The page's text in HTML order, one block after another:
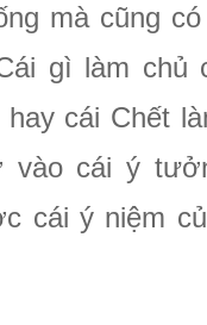
mà cũng
gì làm chủ
cái Chết
vào cái ý
cái ý niệm